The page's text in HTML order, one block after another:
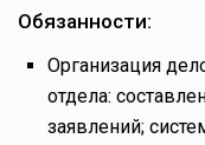
Обязанности:
Организация
отдела:
заявлений;